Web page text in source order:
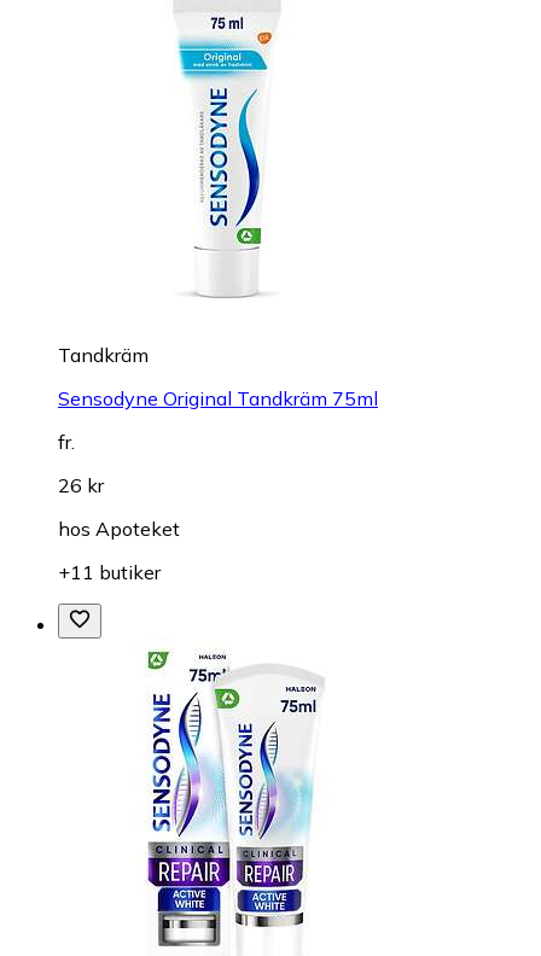
Tandkräm
Sensodyne Original Tandkräm 75ml
fr.
26 kr
hos Apoteket
+11 butiker